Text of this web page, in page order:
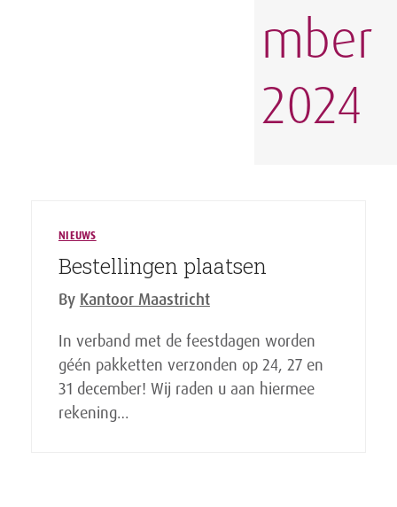
mber
2024
NIEUWS
Bestellingen plaatsen
By Kantoor Maastricht
In verband met de feestdagen worden
géén pakketten verzonden op 24, 27 en
31 december! Wij raden u aan hiermee
rekening…